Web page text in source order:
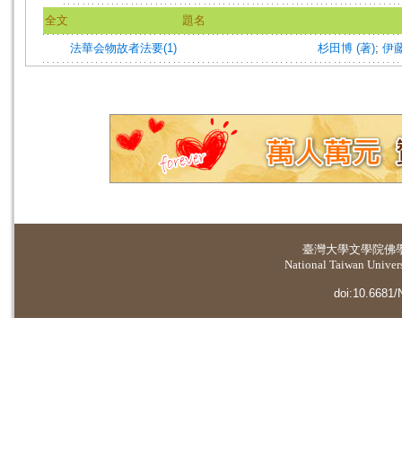
全文 題名
法華会物故者法要(1) 杉田博 (著); 伊
臺灣大學文學院佛
National Taiwan
doi:10.6681/